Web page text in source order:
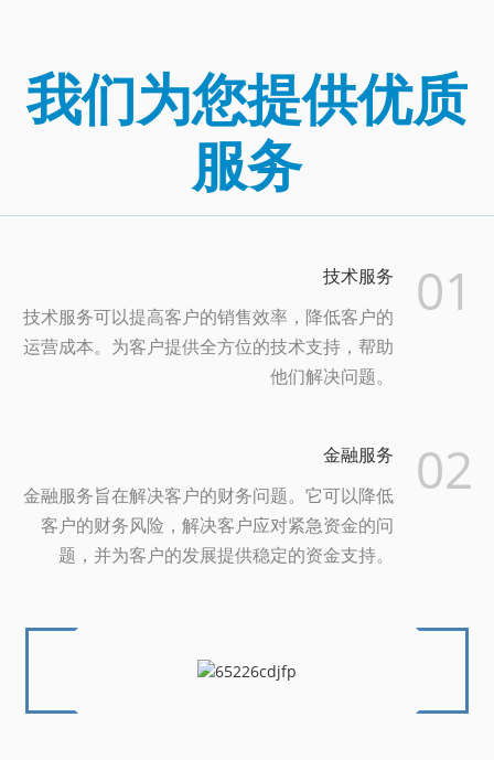
我们为您提供优质
服务
01
技术服务
技术服务可以提高客户的销售效率，降低客户的
运营成本。为客户提供全方位的技术支持，帮助
他们解决问题。
02
金融服务
金融服务旨在解决客户的财务问题。它可以降低
客户的财务风险，解决客户应对紧急资金的问
题，并为客户的发展提供稳定的资金支持。